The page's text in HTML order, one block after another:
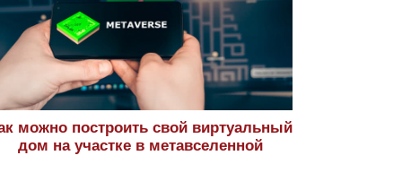
можно построить свой виртуальный
дом на участке в метавселенной